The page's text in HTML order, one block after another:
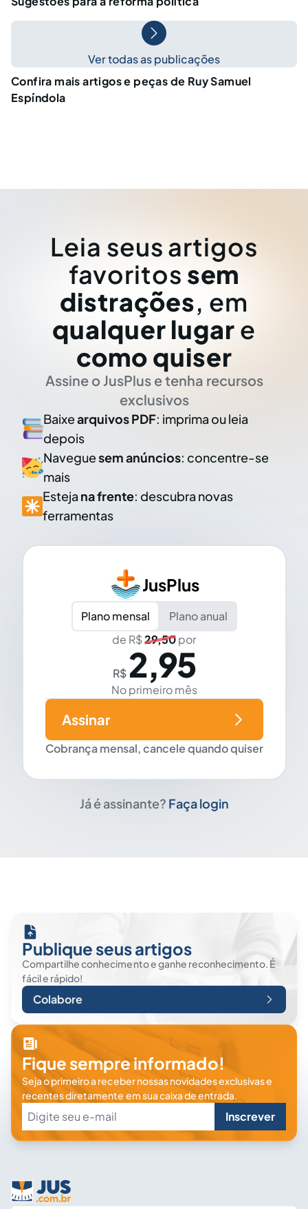
Ver todas as publicações
Confira mais artigos e peças de Ruy Samuel
Espíndola
Leia seus artigos
favoritos sem
distrações, em
qualquer lugar e
como quiser
Assine o JusPlus e tenha recursos
exclusivos
Baixearquivos PDF: imprima ou leia
depois
Naveguesem anúncios: concentre-se
mais
Esteja na frente: descubra novas
ferramentas
JusPlus
Plano mensal
Plano anual
de R$29,50por
R$ 2,95
No primeiro mês
Cobrança mensal, cancele quando quiser
Assinar
Já é assinante? Faça login
Publique seus artigos
Compartilhe conhecimento e ganhe reconhecimento. É
fácil e rápido!
Colabore
Fique sempre informado!
Seja o primeiro a receber nossas novidades exclusivas e
recentes diretamente em sua caixa de entrada.
Inscrever